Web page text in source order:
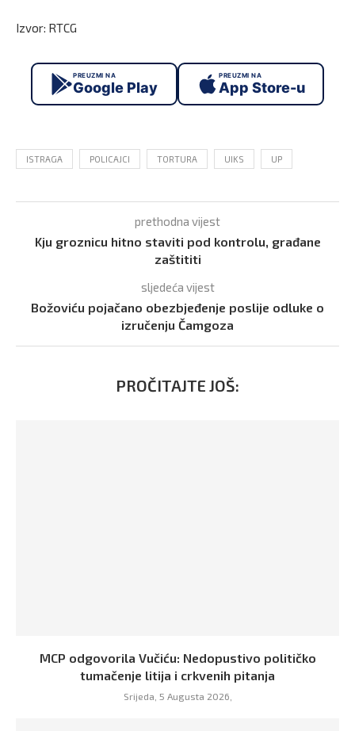
Izvor: RTCG
PREUZMI NA
Google Play
PREUZMI NA
App Store-u
ISTRAGA POLICAJCI TORTURA UIKS UP
prethodna vijest
Kju groznicu hitno staviti pod kontrolu, građane
zaštititi
sljedeća vijest
Božoviću pojačano obezbjeđenje poslije odluke o
izručenju Čamgoza
PROČITAJTE JOŠ:
MCP odgovorila Vučiću: Nedopustivo političko
tumačenje litija i crkvenih pitanja
Srijeda, 5 Augusta 2026,